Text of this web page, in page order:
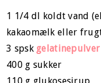
1 1/4 dl koldt vand
kakaomælk eller
3 spsk gelatinepulver
400 g sukker